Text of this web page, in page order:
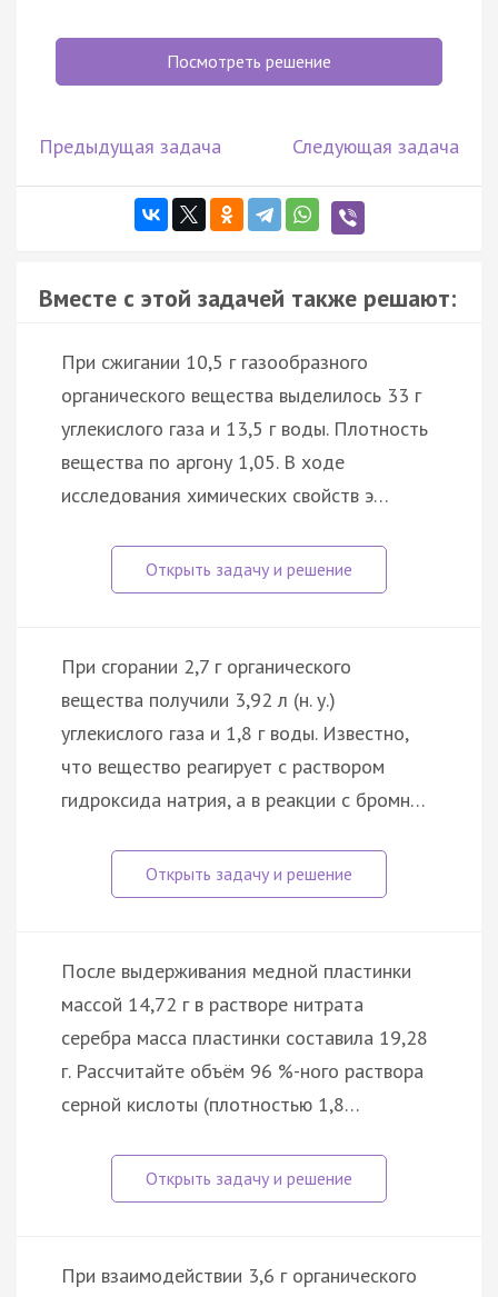
Посмотреть решение
Предыдущая задача Следующая задача
Вместе с этой задачей также решают:
При сжигании 10,5 г газообразного
органического вещества выделилось 33 г
углекислого газа и 13,5 г воды. Плотность
вещества по аргону 1,05. В ходе
исследования химических свойств э…
При сгорании 2,7 г органического
вещества получили 3,92 л (н. у.)
углекислого газа и 1,8 г воды. Известно,
что вещество реагирует с раствором
гидроксида натрия, а в реакции с бромн…
После выдерживания медной пластинки
массой 14,72 г в растворе нитрата
серебра масса пластинки составила 19,28
г. Рассчитайте объём 96 %-ного раствора
серной кислоты (плотностью 1,8…
При взаимодействии 3,6 г органического